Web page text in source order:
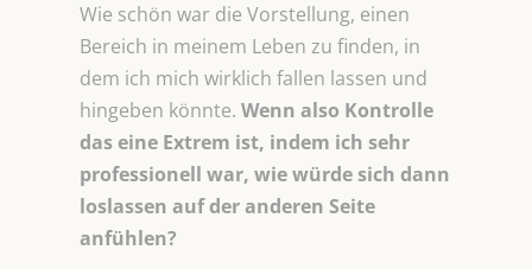
Wie schön war die Vorstellung, einen
Bereich in meinem Leben zu finden, in
dem ich mich wirklich fallen lassen und
hingeben könnte.Wenn also Kontrolle
das eine Extrem ist, indem ich sehr
professionell war, wie würde sich dann
loslassen auf der anderen Seite
anfühlen?